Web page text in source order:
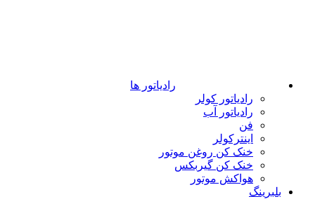
رادیاتور ها
رادیاتور کولر
رادیاتور آب
فن
اینترکولر
خنک کن روغن موتور
خنک کن گیربکس
هواکش موتور
بلبرینگ